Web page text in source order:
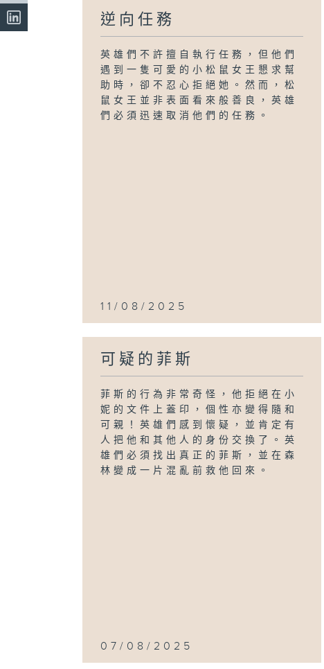
逆向任務
英雄們不許擅自執行任務，但他們
遇到一隻可愛的小松鼠女王懇求幫
助時，卻不忍心拒絕她。然而，松
鼠女王並非表面看來般善良，英雄
們必須迅速取消他們的任務。
11/08/2025
可疑的菲斯
菲斯的行為非常奇怪，他拒絕在小
妮的文件上蓋印，個性亦變得隨和
可親！英雄們感到懷疑，並肯定有
人把他和其他人的身份交換了。英
雄們必須找出真正的菲斯，並在森
林變成一片混亂前救他回來。
07/08/2025